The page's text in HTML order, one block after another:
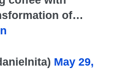
of…
May 29,